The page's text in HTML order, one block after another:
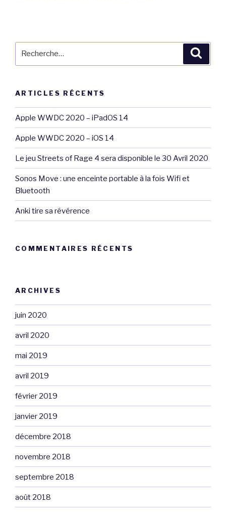
ARTICLES RÉCENTS
Apple WWDC 2020 – iPadOS 14
Apple WWDC 2020 – iOS 14
Le jeu Streets of Rage 4 sera disponible le 30 Avril 2020
Sonos Move : une enceinte portable à la fois Wifi et
Bluetooth
Anki tire sa révérence
COMMENTAIRES RÉCENTS
ARCHIVES
juin 2020
avril 2020
mai 2019
avril 2019
février 2019
janvier 2019
décembre 2018
novembre 2018
septembre 2018
août 2018